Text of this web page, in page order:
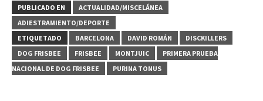
PUBLICADO EN
ACTUALIDAD/MISCELÁNEA
ADIESTRAMIENTO/DEPORTE
ETIQUETADO
BARCELONA DAVID ROMÁN
DISCKILLERS
DOG FRISBEE
FRISBEE MONTJUIC
PRIMERA PRUEBA
NACIONAL DE DOG FRISBEE
PURINA TONUS